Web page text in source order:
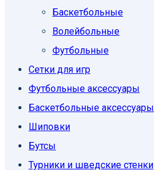
Баскетбольные
Волейбольные
Футбольные
Сетки для игр
Футбольные аксессуары
Баскетбольные аксессуары
Шиповки
Бутсы
Турники и шведские стенки